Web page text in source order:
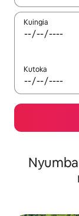
Kuingia
Kutoka